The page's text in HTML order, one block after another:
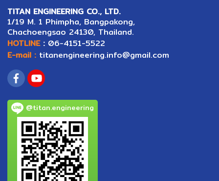
TITAN ENGINEERING CO., LTD.
1/19 M. 1 Phimpha, Bangpakong,
Chachoengsao 24130, Thailand.
HOTLINE: 06-4151-5522
E-mail : titanengineering.info@gmail.com
@titan.engineering